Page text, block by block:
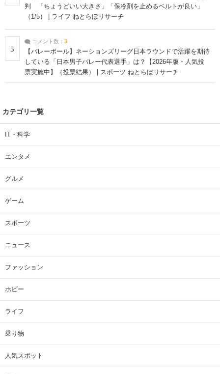
判 「ちょうどいい大きさ」「保冷剤を止めるベルトが良い」
（1/5） | ライフ ねとらぼリサーチ
5
コメント数： 3
【バレーボール】ネーションズリーグ日本ラウンドで活躍を期待
している「日本男子バレー代表選手」は？【2026年版・人気投
票実施中】（投票結果） | スポーツ ねとらぼリサーチ
カテゴリ一覧
IT・科学
エンタメ
グルメ
ゲーム
スポーツ
ニュース
ファッション
ホビー
ライフ
乗り物
人気スポット